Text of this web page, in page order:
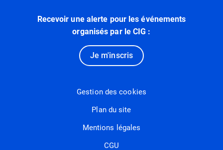
Recevoir une alerte pour les événements
organisés par le CIG :
Je m'inscris
Gestion des cookies
Plan du site
Mentions légales
CGU